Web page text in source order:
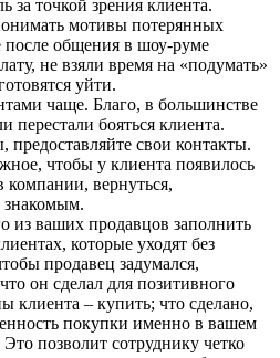
за точкой зрения клиента.
мотивы потерянных
после общения в шоу-руме
не взяли время на «подумать»
уйти.
чаще. Благо, в большинстве
пере­стали бояться клиента.
предоставляйте свои контакты.
чтобы у клиента появилось
компании, вернуться,
знакомым.
из ваших продав­цов заполнить
которые уходят без
продавец задумался,
он сделал для позитивного
клиента – купить; что сделано,
покупки именно в вашем
позволит сотруднику четко